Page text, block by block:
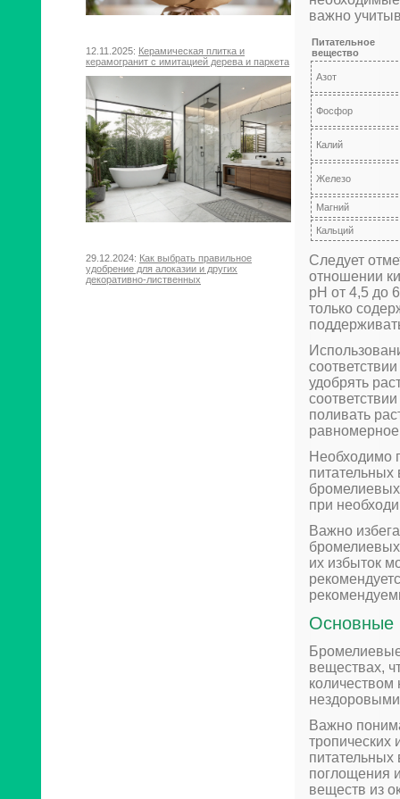
12.11.2025: Керамическая плитка и
керамогранит с имитацией дерева и паркета
29.12.2024: Как выбрать правильное
удобрение для алоказии и других
декоративно-лиственных
важно
Питательное
вещество
Азот
Фосфор
Калий
Железо
Магний
Кальций
Следует
отношении
pH от 4,5 до
только
удобрять
поливать
Необходимо
питательных
при
Важно
их избыток
Основные
веществах,
количеством
Важно
тропических
поглощения
веществ из